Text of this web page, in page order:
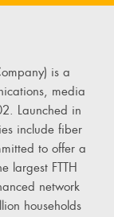
is a
media
Launched in
include fiber
to offer a
largest FTTH
network
households